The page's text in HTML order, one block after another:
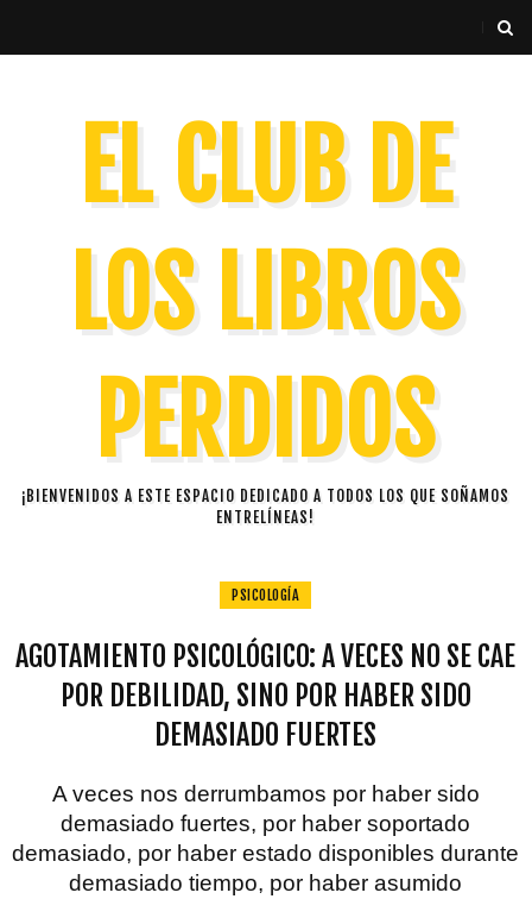
EL CLUB DE
LOS LIBROS
PERDIDOS
¡BIENVENIDOS A ESTE ESPACIO DEDICADO A TODOS LOS QUE SOÑAMOS
ENTRELÍNEAS!
PSICOLOGÍA
AGOTAMIENTO PSICOLÓGICO: A VECES NO SE CAE
POR DEBILIDAD, SINO POR HABER SIDO
DEMASIADO FUERTES
A veces nos derrumbamos por haber sido
demasiado fuertes, por haber soportado
demasiado, por haber estado disponibles durante
demasiado tiempo, por haber asumido